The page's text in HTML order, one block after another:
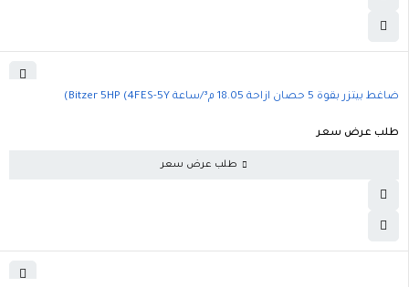
ضاغط بيتزر بقوة 5 حصان ازاحة 18.05 م³/ساعة Bitzer 5HP (4FES-5Y)
طلب عرض سعر
طلب عرض سعر